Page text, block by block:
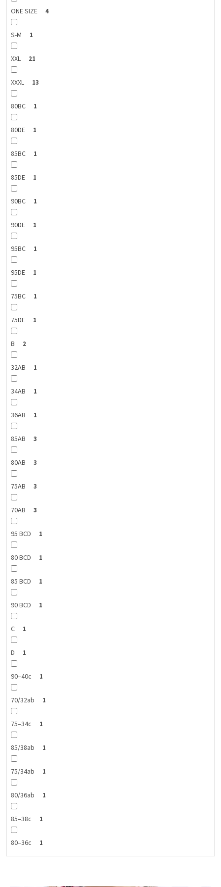
ONE SIZE 4
S-M 1
XXL 21
XXXL 13
80BC 1
80DE 1
85BC 1
85DE 1
90BC 1
90DE 1
95BC 1
95DE 1
75BC 1
75DE 1
B 2
32AB 1
34AB 1
36AB 1
85AB 3
80AB 3
75AB 3
70AB 3
95 BCD 1
80 BCD 1
85 BCD 1
90 BCD 1
C 1
D 1
90–40c 1
70/32ab 1
75–34c 1
85/38ab 1
75/34ab 1
80/36ab 1
85–38c 1
80–36c 1